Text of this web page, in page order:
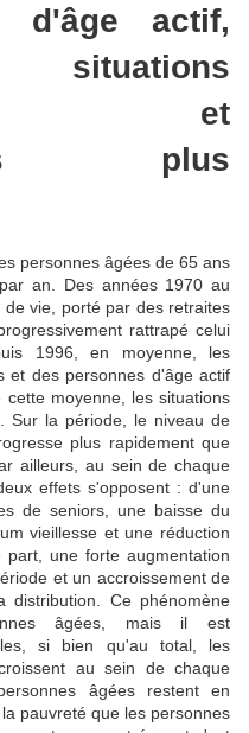
d'âge actif,
et
plus
personnes âgées de 65 ans
an. Des années 1970 au
vie, porté par des retraites
rattrapé celui
1996, en moyenne, les
et des personnes d'âge actif
moyenne, les situations
Sur la période, le niveau de
plus rapidement que
ailleurs, au sein de chaque
effets s'opposent : d'une
de seniors, une baisse du
vieillesse et une réduction
une forte augmentation
et un accroissement de
Ce phénomène
âgées, mais il est
si bien qu'au total, les
au sein de chaque
âgées restent en
pauvreté que les personnes